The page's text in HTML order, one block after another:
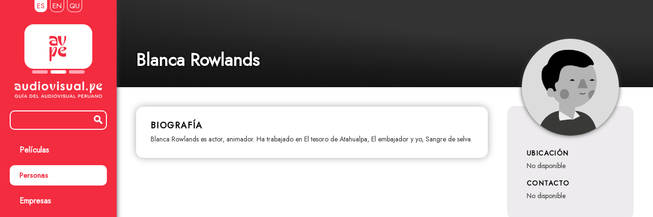
ES EN QU
Películas
Personas
Empresas
Blanca Rowlands
BIOGRAFÍA
Blanca Rowlands es actor, animador. Ha trabajado en El tesoro de Atahualpa, El embajador y yo, Sangre de selva.
UBICACIÓN
no disponible
CONTACTO
no disponible